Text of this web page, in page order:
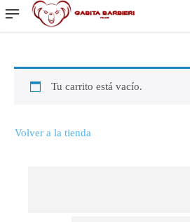
Tu carrito está vacío.
Volver a la tienda